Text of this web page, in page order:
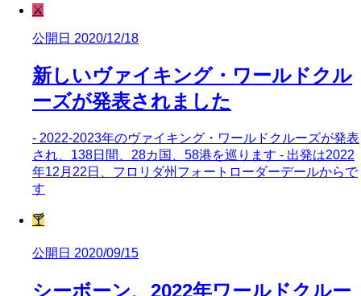
⚔️
公開日 2020/12/18
新しいヴァイキング・ワールドクル
ーズが発表されました
- 2022-2023年のヴァイキング・ワールドクルーズが発表
され、138日間、28カ国、58港を巡ります - 出発は2022
年12月22日、フロリダ州フォートローダーデールからで
す
🍸
公開日 2020/09/15
シーボーン、2022年ワールドクルー